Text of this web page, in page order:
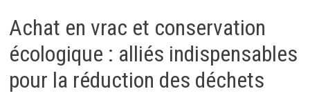
Achat en vrac et conservation
écologique : alliés indispensables
pour la réduction des déchets